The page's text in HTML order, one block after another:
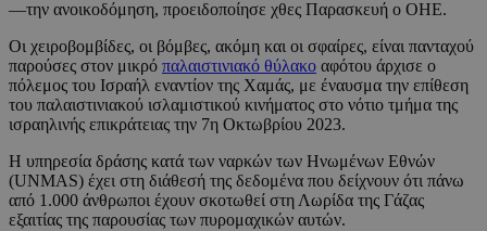
—την ανοικοδόμηση, προειδοποίησε χθες Παρασκευή ο ΟΗΕ.
Οι χειροβομβίδες, οι βόμβες, ακόμη και οι σφαίρες, είναι πανταχού
παρούσες στον μικρό παλαιστινιακό θύλακο αφότου άρχισε ο
πόλεμος του Ισραήλ εναντίον της Χαμάς, με έναυσμα την επίθεση
του παλαιστινιακού ισλαμιστικού κινήματος στο νότιο τμήμα της
ισραηλινής επικράτειας την 7η Οκτωβρίου 2023.
Η υπηρεσία δράσης κατά των ναρκών των Ηνωμένων Εθνών
(UNMAS) έχει στη διάθεσή της δεδομένα που δείχνουν ότι πάνω
από 1.000 άνθρωποι έχουν σκοτωθεί στη Λωρίδα της Γάζας
εξαιτίας της παρουσίας των πυρομαχικών αυτών.